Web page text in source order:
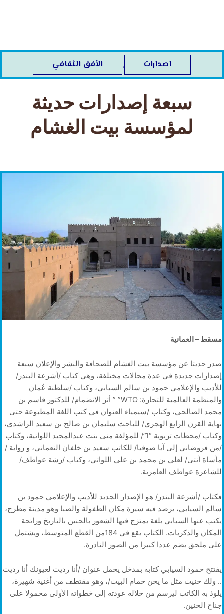
اصدارات , الأفق الثقافي
سبعة إصدارات حديثة
لمؤسسة بيت الغشام
مسقط – العمانية
صدر حديثا عن مؤسسة بيت الغشام للصحافة والنشر والإعلان سبعة
إصدارات جديدة في عدة مجالات مختلفة، وهي كتاب /أشرعة البندر/
للأديب والإعلامي حمود بن سالم السيابي، وكتاب /سلطنة عُمان
والمنظمة العالمية للتجارة: WTO” ” أثر الانضمام/ للدكتور قاسم بن
محمد الصالحي، وكتاب /سيمياء العنوان في كتب اللغة المطبوعة حتى
نهاية القرن الرابع الهجري/ للباحث سليمان بن صالح بن سعيد الراشدي،
وكتاب /محطات تربوية “1”/ للمؤلفة منى بنت عبدالمجيد اللواتية، وكتاب
/من فروضاني إلى آيا صوفيا/ للكاتب سعيد بن خلفان النعماني، و رواية /
مأساة أنثى/ لعلي بن محمد بن علي اللواتي، وكتاب /رشة عواطف/
للشاعرة عواطف العامرية.
فكتاب /أشرعة البندر/ هو الإصدار الجديد للأديب والإعلامي حمود بن
سالم السيابي، يرصد فيه سيرة مكان الطفولة والصبا وهو مدينة مطرح،
يكتب عنها السيابي بلغة يمتزج فيها الشعور بالحنين بالتاريخ ورائحة
المكان والذكريات. الكتاب يقع في 184من القطع المتوسط، ويشتمل
على ملحق يضم عددا كبيرا من الصور النادرة.
يفتتح حمود السيابي كتابه بمدخل يحمل عنوان /أنا رديت لعيونك أنا رديت
.. ولك حنيت مثل ما يحن حمام البيت/، وهو مقتطف من أغنية شهيرة،
يلوذ به الكاتب ليرسم من خلاله عودته إلى خطواته الأولى محمولا على
جناح الحنين.